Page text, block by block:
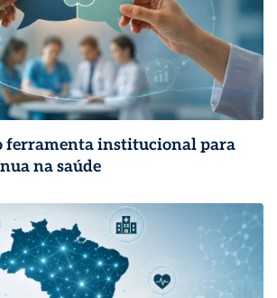
ferramenta institucional para
na saúde